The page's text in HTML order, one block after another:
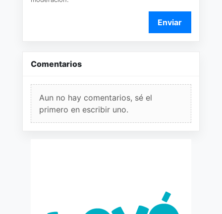
Enviar
Comentarios
Aun no hay comentarios, sé el
primero en escribir uno.